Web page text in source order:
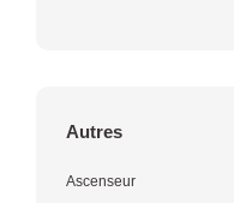
Autres
Ascenseur